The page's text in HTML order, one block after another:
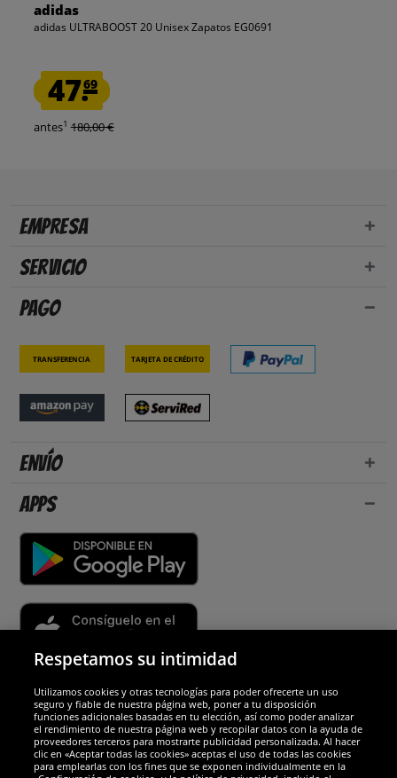
adidas
adidas ULTRABOOST 20 Unisex Zapatos EG0691
47.69
antes1 180,00 €
Empresa
Servicio
Pago
Transferencia Tarjeta de crédito
Envío
Apps
Socios y seguridad
Galardones
Respetamos su intimidad
Utilizamos cookies y otras tecnologías para poder ofrecerte un uso
seguro y fiable de nuestra página web, poner a tu disposición
funciones adicionales basadas en tu elección, así como poder analizar
el rendimiento de nuestra página web y recopilar datos con la ayuda de
proveedores terceros para mostrarte publicidad personalizada. Al hacer
clic en «Aceptar todas las cookies» aceptas el uso de todas las cookies
para emplearlas con los fines que se exponen individualmente en la